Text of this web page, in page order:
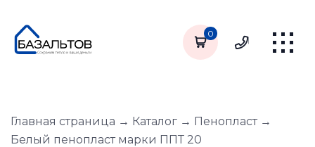
0
Главная страница → Каталог → Пенопласт→
Белый пенопласт марки ППТ 20